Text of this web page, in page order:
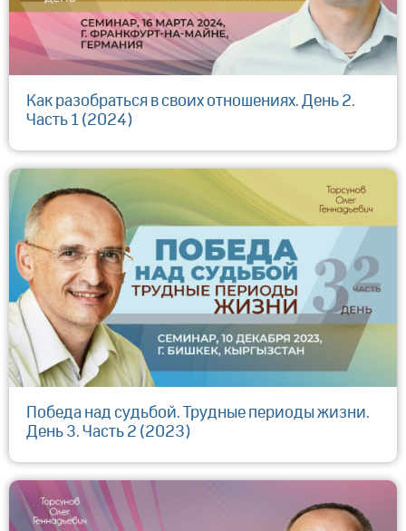
Как разобраться в своих отношениях. День 2.
Часть 1 (2024)
Победа над судьбой. Трудные периоды жизни.
День 3. Часть 2 (2023)